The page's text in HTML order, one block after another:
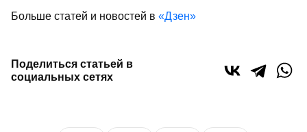
Больше статей и новостей в «Дзен»
Поделиться статьей в
социальных сетях